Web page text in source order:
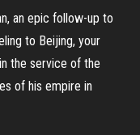
an epic follow-up to
to Beijing, your
the service of the
of his empire in